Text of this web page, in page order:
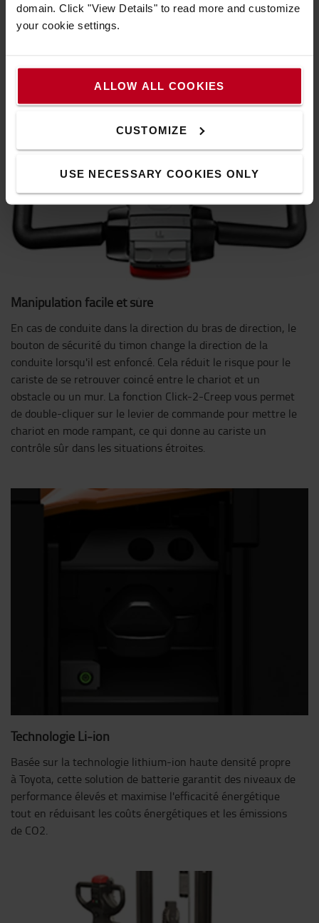
domain. Click "View Details" to read more and customize
your cookie settings.
ALLOW ALL COOKIES
CUSTOMIZE
USE NECESSARY COOKIES ONLY
conduite vers les extrémités de la fourche.
Manipulation facile et sûre
En cas de conduite dans la direction du bras de direction, le
bouton de sécurité du timon change la direction de la
conduite lorsqu'il est enfoncé. Cela réduit le risque pour le
cariste de se retrouver coincé entre le chariot et un
obstacle ou un mur. La fonction Click-2-Creep vous permet
de double-cliquer sur le levier de commande pour mettre le
chariot en mode rampant, ce qui donne au cariste un
contrôle sûr dans les situations étroites.
Technologie Li-ion
Basée sur la technologie lithium-ion haute densité propre
à Toyota, cette solution de batterie garantit des niveaux de
performance élevés et maximise l'efficacité énergétique
tout en réduisant les coûts énergétiques et les émissions
de CO2.